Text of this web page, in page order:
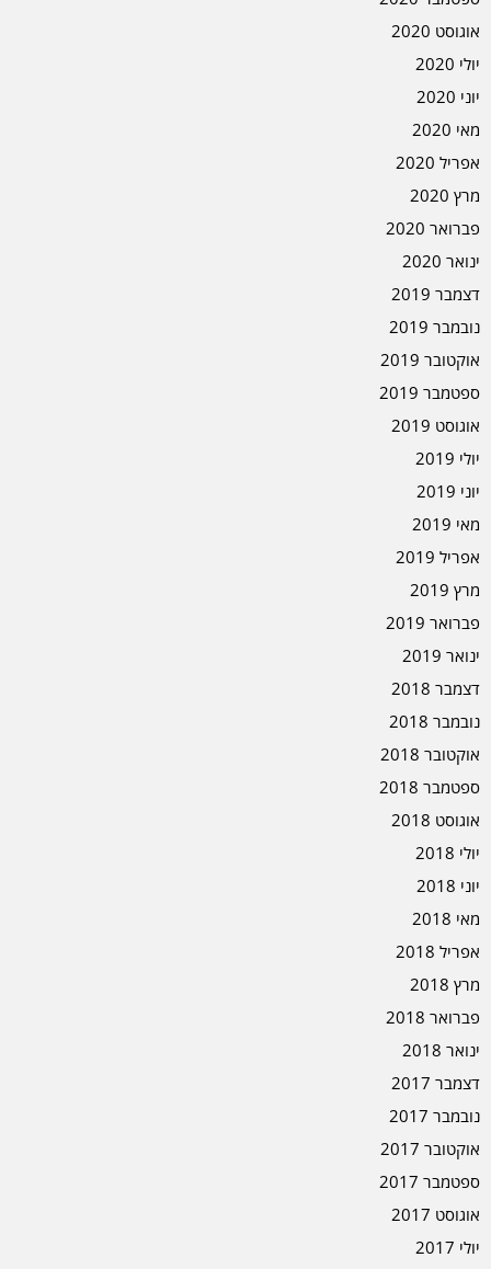
אוגוסט 2020
יולי 2020
יוני 2020
מאי 2020
אפריל 2020
מרץ 2020
פברואר 2020
ינואר 2020
דצמבר 2019
נובמבר 2019
אוקטובר 2019
ספטמבר 2019
אוגוסט 2019
יולי 2019
יוני 2019
מאי 2019
אפריל 2019
מרץ 2019
פברואר 2019
ינואר 2019
דצמבר 2018
נובמבר 2018
אוקטובר 2018
ספטמבר 2018
אוגוסט 2018
יולי 2018
יוני 2018
מאי 2018
אפריל 2018
מרץ 2018
פברואר 2018
ינואר 2018
דצמבר 2017
נובמבר 2017
אוקטובר 2017
ספטמבר 2017
אוגוסט 2017
יולי 2017